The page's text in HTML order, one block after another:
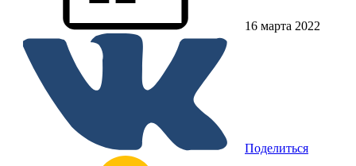
16 марта 2022
Поделиться